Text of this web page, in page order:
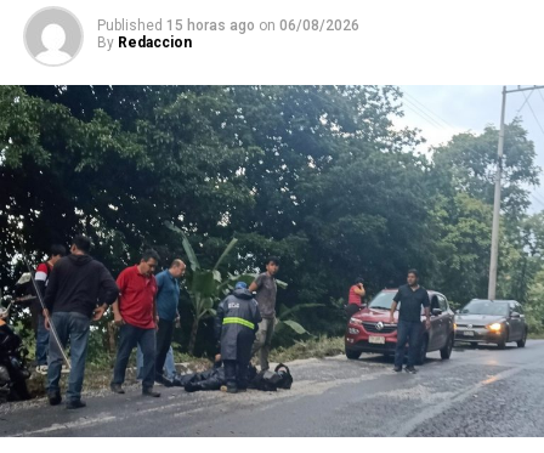
determinar las circunstancias del crimen y dar con los
responsables de este acto violento.
Published 15 horas ago on 06/08/2026
By Redaccion